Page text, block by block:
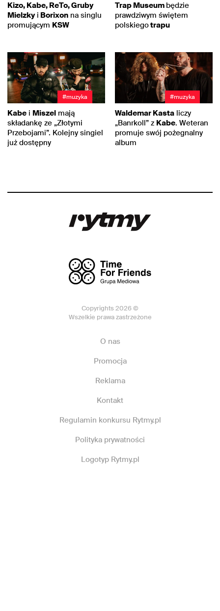
Kizo, Kabe, ReTo, Gruby
Mielzkyi Borixon na singlu
promującym KSW
Trap Museum będzie
prawdziwym świętem
polskiegotrapu
#muzyka
Kabe i Miszel mają
składankę ze „Złotymi
Przebojami”. Kolejny singiel
już dostępny
#muzyka
Waldemar Kasta liczy
„Banrkoll” z Kabe. Weteran
promuje swój pożegnalny
album
Copyrights 2026 ©
Wszelkie prawa zastrzeżone
O nas
Promocja
Reklama
Kontakt
Regulamin konkursu Rytmy.pl
Polityka prywatności
Logotyp Rytmy.pl